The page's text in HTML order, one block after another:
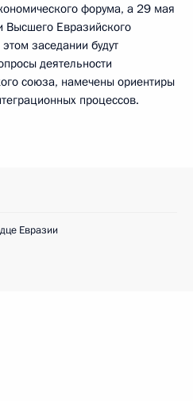
форума, а 29 мая
Высшего Евразийского
заседании будут
деятельности
союза, намечены ориентиры
процессов.
Евразии